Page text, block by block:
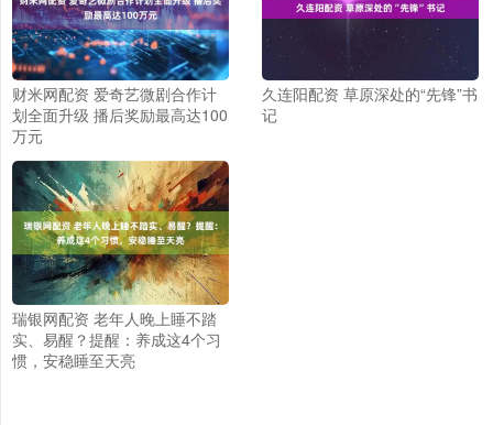
财米网配资 爱奇艺微剧合作计
划全面升级 播后奖励最高达100
万元
久连阳配资 草原深处的“先锋”书
记
瑞银网配资 老年人晚上睡不踏
实、易醒？提醒：养成这4个习
惯，安稳睡至天亮